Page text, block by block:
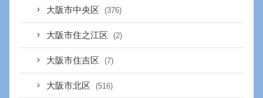
大阪市中央区 (376)
大阪市住之江区 (2)
大阪市住吉区 (7)
大阪市北区 (516)